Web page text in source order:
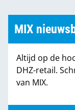
Marktcijfers
Partners
MIX
Altijd op de
DHZ-retail.
van MIX.